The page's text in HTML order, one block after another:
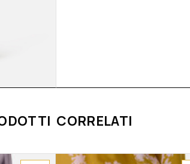
CORRELATI